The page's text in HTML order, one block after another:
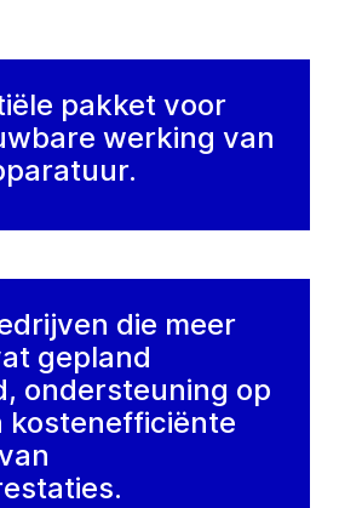
pakket voor
werking van
die meer
gepland
ondersteuning op
kostenefficiënte